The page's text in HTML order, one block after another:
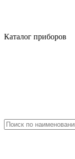
Каталог приборов